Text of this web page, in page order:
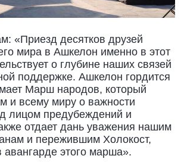
«Приезд десятков друзей
мира в Ашкелон именно в этот
о глубине наших связей
поддержке. Ашкелон гордится
Марш народов, который
и всему миру о важности
лицом предубеждений и
отдает дань уважения нашим
и пережившим Холокост,
авангарде этого марша».